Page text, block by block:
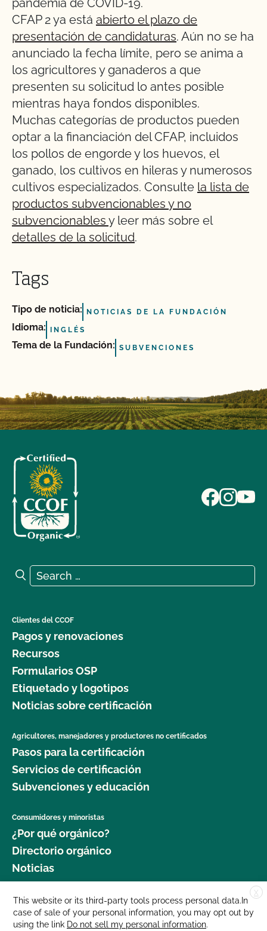
pandemia de COVID-19.
CFAP 2 ya está abierto el plazo de
presentación de candidaturas. Aún no se ha
anunciado la fecha límite, pero se anima a
los agricultores y ganaderos a que
presenten su solicitud lo antes posible
mientras haya fondos disponibles.
Muchas categorías de productos pueden
optar a la financiación del CFAP, incluidos
los pollos de engorde y los huevos, el
ganado, los cultivos en hileras y numerosos
cultivos especializados. Consulte la lista de
productos subvencionables y no
subvencionables y leer más sobre el
detalles de la solicitud.
Tags
Tipo de noticia: NOTICIAS DE LA FUNDACIÓN
Idioma: INGLÉS
Tema de la Fundación: SUBVENCIONES
Search for:
Search
Clientes del CCOF
Pagos y renovaciones
Recursos
Formularios OSP
Etiquetado y logotipos
Noticias sobre certificación
Agricultores, manejadores y productores no certificados
Pasos para la certificación
Servicios de certificación
Subvenciones y educación
Consumidores y minoristas
¿Por qué orgánico?
Directorio orgánico
Noticias
Donar
Carreras profesionales
X
This website or its third-party tools process personal data.In
case of sale of your personal information, you may opt out by
using the link Do not sell my personal information.